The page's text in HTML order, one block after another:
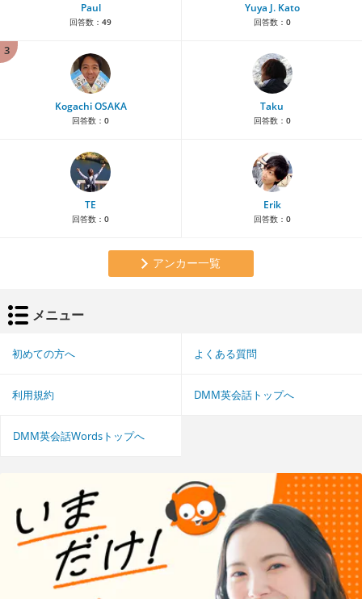
Paul
回答数： 49
Yuya J. Kato
回答数： 0
3
Kogachi OSAKA
回答数： 0
Taku
回答数： 0
TE
回答数： 0
Erik
回答数： 0
アンカー一覧
メニュー
初めての方へ よくある質問
利用規約 DMM英会話トップへ
DMM英会話Wordsトップへ